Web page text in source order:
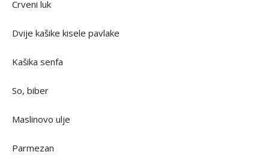
Crveni luk
Dvije kašike kisele pavlake
Kašika senfa
So, biber
Maslinovo ulje
Parmezan